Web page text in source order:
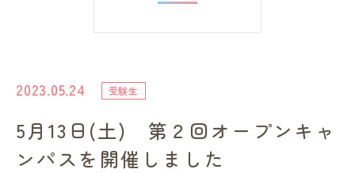
進路・就職情報
レンガ棟について
2023.05.24 受験生
5月13日(土) 第２回オープンキャ
ンパスを開催しました